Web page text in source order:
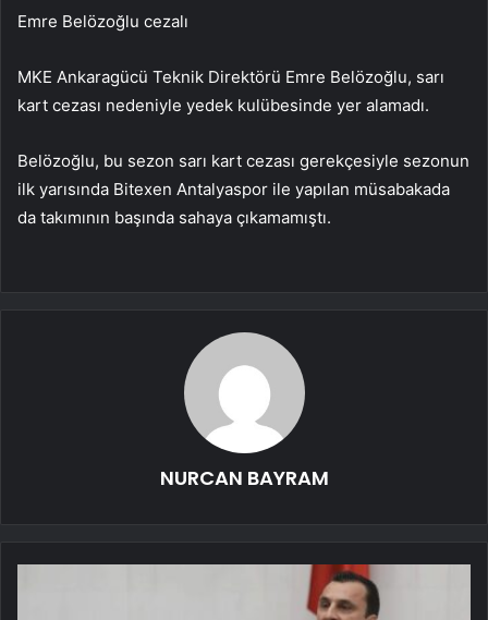
Emre Belözoğlu cezalı
MKE Ankaragücü Teknik Direktörü Emre Belözoğlu, sarı
kart cezası nedeniyle yedek kulübesinde yer alamadı.
Belözoğlu, bu sezon sarı kart cezası gerekçesiyle sezonun
ilk yarısında Bitexen Antalyaspor ile yapılan müsabakada
da takımının başında sahaya çıkamamıştı.
NURCAN BAYRAM